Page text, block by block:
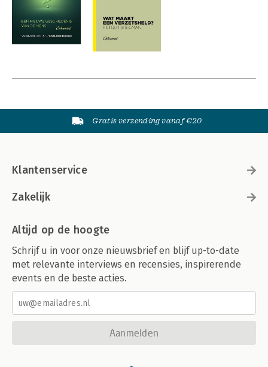
Gratis verzending vanaf €20
Klantenservice
Zakelijk
Altijd op de hoogte
Schrijf u in voor onze nieuwsbrief en blijf up-to-date
met relevante interviews en recensies, inspirerende
events en de beste acties.
Aanmelden